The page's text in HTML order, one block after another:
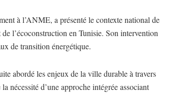
à l’ANME, a présenté le contexte national de
l’écoconstruction en Tunisie. Son intervention
de transition énergétique.
abordé les enjeux de la ville durable à travers
nécessité d’une approche intégrée associant